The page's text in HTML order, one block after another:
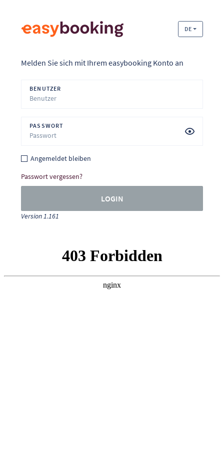
DE
Melden Sie sich mit Ihrem easybooking Konto an
BENUTZER
PASSWORT
Angemeldet bleiben
Passwort vergessen?
LOGIN
Version 1.161